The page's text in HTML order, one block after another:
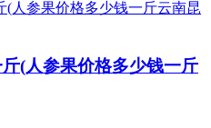
(人参果价格多少钱一斤